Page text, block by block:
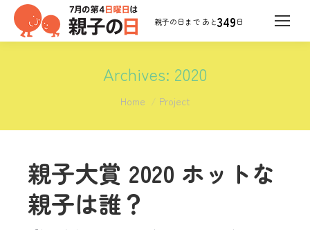
349日
Archives: 2020
You are here:
Home Project
親子大賞 2020 ホットな
親子は誰？